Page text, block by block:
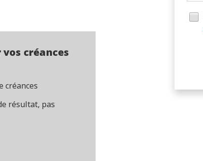
créances
créances
résultat, pas